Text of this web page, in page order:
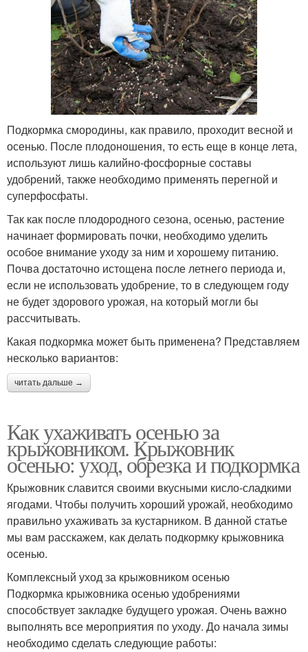
Подкормка смородины, как правило, проходит весной и
осенью. После плодоношения, то есть еще в конце лета,
используют лишь калийно-фосфорные составы
удобрений, также необходимо применять перегной и
суперфосфаты.
Так как после плодородного сезона, осенью, растение
начинает формировать почки, необходимо уделить
особое внимание уходу за ним и хорошему питанию.
Почва достаточно истощена после летнего периода и,
если не использовать удобрение, то в следующем году
не будет здорового урожая, на который могли бы
рассчитывать.
Какая подкормка может быть применена? Представляем
несколько вариантов:
читать дальше →
Как ухаживать осенью за
крыжовником. Крыжовник
осенью: уход, обрезка и подкормка
Крыжовник славится своими вкусными кисло-сладкими
ягодами. Чтобы получить хороший урожай, необходимо
правильно ухаживать за кустарником. В данной статье
мы вам расскажем, как делать подкормку крыжовника
осенью.
Комплексный уход за крыжовником осенью
Подкормка крыжовника осенью удобрениями
способствует закладке будущего урожая. Очень важно
выполнять все мероприятия по уходу. До начала зимы
необходимо сделать следующие работы: